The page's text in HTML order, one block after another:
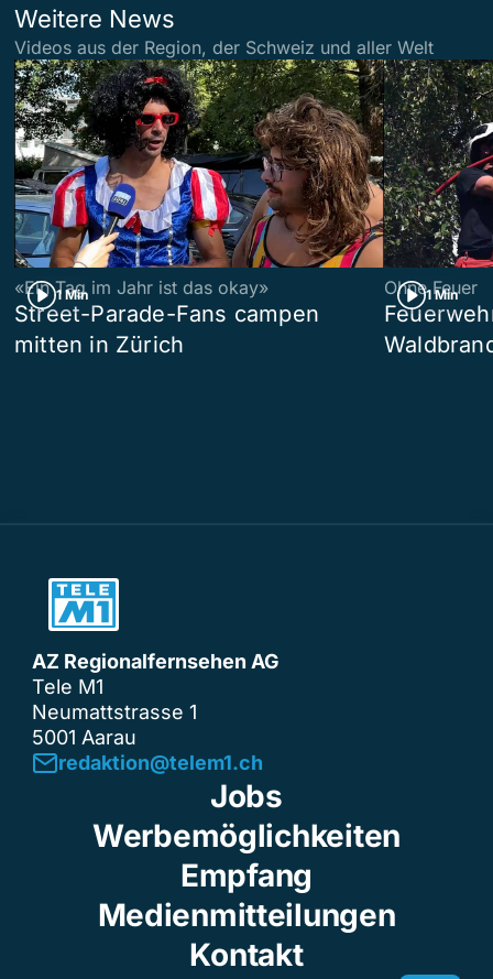
Weitere News
Videos aus der Region, der Schweiz und aller Welt
1 Min
«Ein Tag im Jahr ist das okay»
Street-Parade-Fans campen
mitten in Zürich
1 Min
Ohne Feuer
AZ Regionalfernsehen AG
Tele M1
Neumattstrasse 1
5001 Aarau
redaktion@telem1.ch
Jobs
Werbemöglichkeiten
Empfang
Medienmitteilungen
Kontakt